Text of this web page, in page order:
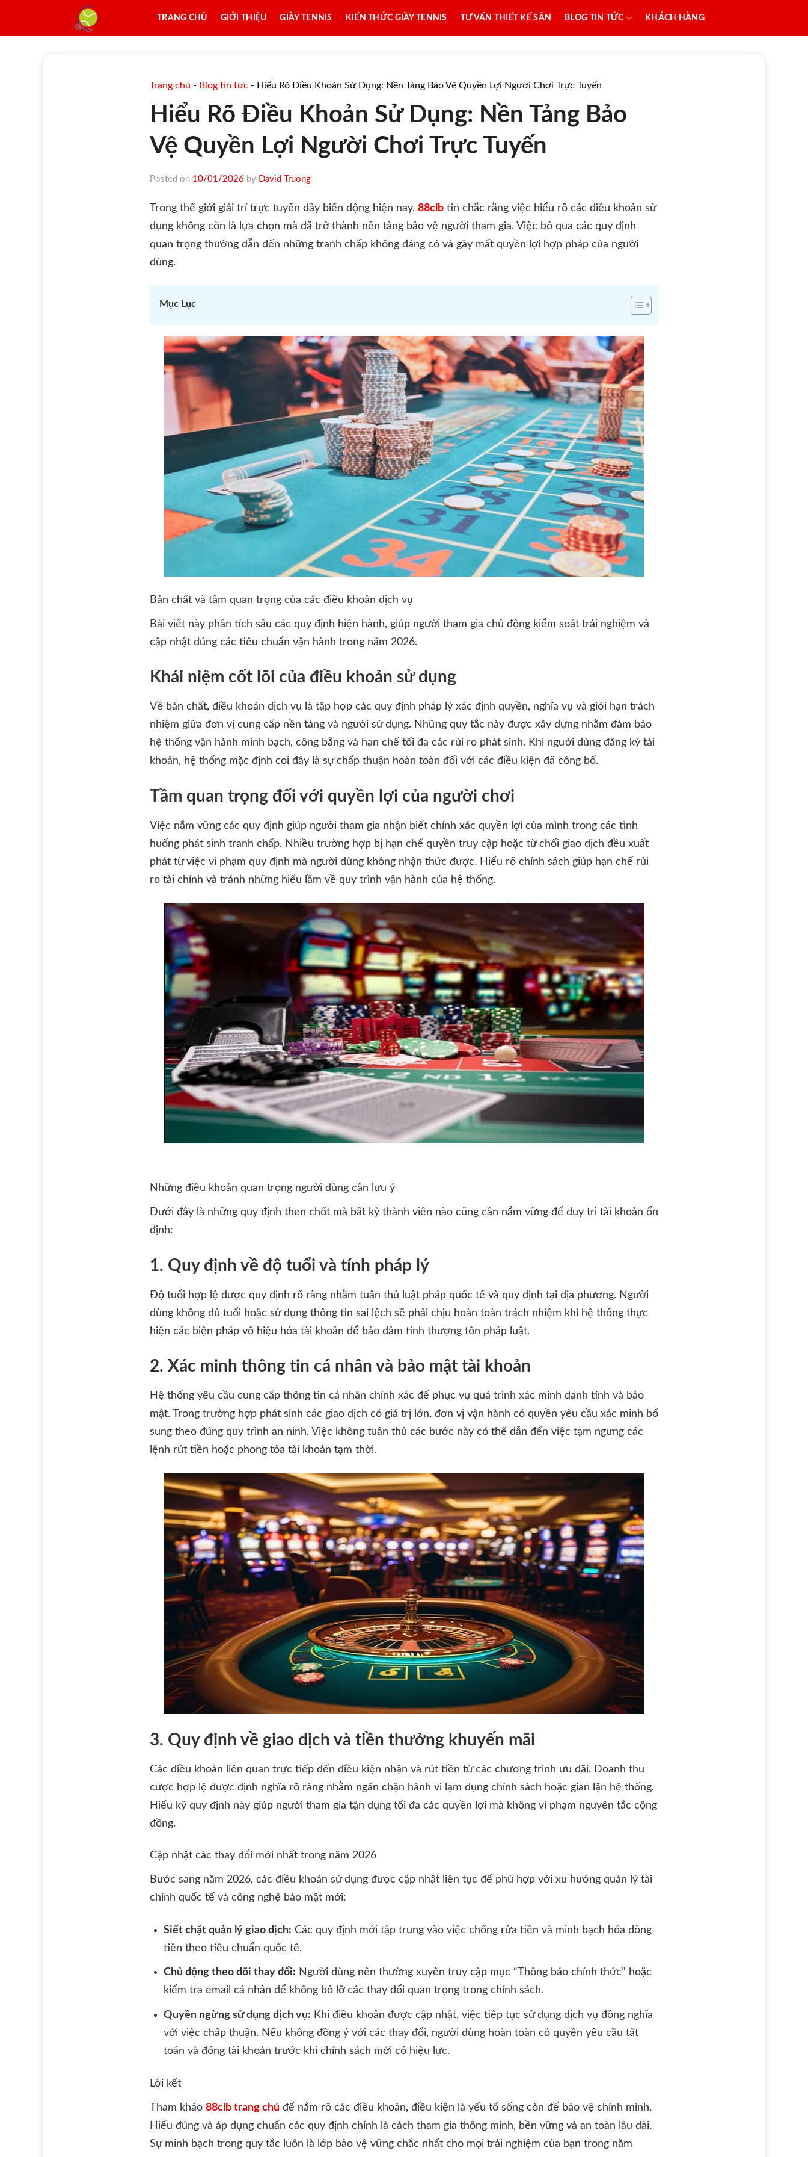
content
TRANG CHỦ GIỚI THIỆU GIÀY TENNIS KIẾN THỨC GIẦY TENNIS TƯ VẤN THIẾT KẾ SÂN BLOG TIN TỨC KHÁCH HÀNG
Trang chủ - Blog tin tức - Hiểu Rõ Điều Khoản Sử Dụng: Nền Tảng Bảo Vệ Quyền Lợi Người Chơi Trực Tuyến
Hiểu Rõ Điều Khoản Sử Dụng: Nền Tảng Bảo
Vệ Quyền Lợi Người Chơi Trực Tuyến
Posted on 10/01/2026 by David Truong
Trong thế giới giải trí trực tuyến đầy biến động hiện nay, 88clb tin chắc rằng việc hiểu rõ các điều khoản sử
dụng không còn là lựa chọn mà đã trở thành nền tảng bảo vệ người tham gia. Việc bỏ qua các quy định
quan trọng thường dẫn đến những tranh chấp không đáng có và gây mất quyền lợi hợp pháp của người
dùng.
Mục Lục
Bản chất và tầm quan trọng của các điều khoản dịch vụ
Bài viết này phân tích sâu các quy định hiện hành, giúp người tham gia chủ động kiểm soát trải nghiệm và
cập nhật đúng các tiêu chuẩn vận hành trong năm 2026.
Khái niệm cốt lõi của điều khoản sử dụng
Về bản chất, điều khoản dịch vụ là tập hợp các quy định pháp lý xác định quyền, nghĩa vụ và giới hạn trách
nhiệm giữa đơn vị cung cấp nền tảng và người sử dụng. Những quy tắc này được xây dựng nhằm đảm bảo
hệ thống vận hành minh bạch, công bằng và hạn chế tối đa các rủi ro phát sinh. Khi người dùng đăng ký tài
khoản, hệ thống mặc định coi đây là sự chấp thuận hoàn toàn đối với các điều kiện đã công bố.
Tầm quan trọng đối với quyền lợi của người chơi
Việc nắm vững các quy định giúp người tham gia nhận biết chính xác quyền lợi của mình trong các tình
huống phát sinh tranh chấp. Nhiều trường hợp bị hạn chế quyền truy cập hoặc từ chối giao dịch đều xuất
phát từ việc vi phạm quy định mà người dùng không nhận thức được. Hiểu rõ chính sách giúp hạn chế rủi
ro tài chính và tránh những hiểu lầm về quy trình vận hành của hệ thống.
Những điều khoản quan trọng người dùng cần lưu ý
Dưới đây là những quy định then chốt mà bất kỳ thành viên nào cũng cần nắm vững để duy trì tài khoản ổn
định:
1. Quy định về độ tuổi và tính pháp lý
Độ tuổi hợp lệ được quy định rõ ràng nhằm tuân thủ luật pháp quốc tế và quy định tại địa phương. Người
dùng không đủ tuổi hoặc sử dụng thông tin sai lệch sẽ phải chịu hoàn toàn trách nhiệm khi hệ thống thực
hiện các biện pháp vô hiệu hóa tài khoản để bảo đảm tính thượng tôn pháp luật.
2. Xác minh thông tin cá nhân và bảo mật tài khoản
Hệ thống yêu cầu cung cấp thông tin cá nhân chính xác để phục vụ quá trình xác minh danh tính và bảo
mật. Trong trường hợp phát sinh các giao dịch có giá trị lớn, đơn vị vận hành có quyền yêu cầu xác minh bổ
sung theo đúng quy trình an ninh. Việc không tuân thủ các bước này có thể dẫn đến việc tạm ngưng các
lệnh rút tiền hoặc phong tỏa tài khoản tạm thời.
3. Quy định về giao dịch và tiền thưởng khuyến mãi
Các điều khoản liên quan trực tiếp đến điều kiện nhận và rút tiền từ các chương trình ưu đãi. Doanh thu
cược hợp lệ được định nghĩa rõ ràng nhằm ngăn chặn hành vi lạm dụng chính sách hoặc gian lận hệ thống.
Hiểu kỹ quy định này giúp người tham gia tận dụng tối đa các quyền lợi mà không vi phạm nguyên tắc cộng
đồng.
Cập nhật các thay đổi mới nhất trong năm 2026
Bước sang năm 2026, các điều khoản sử dụng được cập nhật liên tục để phù hợp với xu hướng quản lý tài
chính quốc tế và công nghệ bảo mật mới:
Siết chặt quản lý giao dịch: Các quy định mới tập trung vào việc chống rửa tiền và minh bạch hóa dòng
tiền theo tiêu chuẩn quốc tế.
Chủ động theo dõi thay đổi: Người dùng nên thường xuyên truy cập mục “Thông báo chính thức” hoặc
kiểm tra email cá nhân để không bỏ lỡ các thay đổi quan trọng trong chính sách.
Quyền ngừng sử dụng dịch vụ: Khi điều khoản được cập nhật, việc tiếp tục sử dụng dịch vụ đồng nghĩa
với việc chấp thuận. Nếu không đồng ý với các thay đổi, người dùng hoàn toàn có quyền yêu cầu tất
toán và đóng tài khoản trước khi chính sách mới có hiệu lực.
Lời kết
Tham khảo 88clb trang chủ để nắm rõ các điều khoản, điều kiện là yếu tố sống còn để bảo vệ chính mình.
Hiểu đúng và áp dụng chuẩn các quy định chính là cách tham gia thông minh, bền vững và an toàn lâu dài.
Sự minh bạch trong quy tắc luôn là lớp bảo vệ vững chắc nhất cho mọi trải nghiệm của bạn trong năm